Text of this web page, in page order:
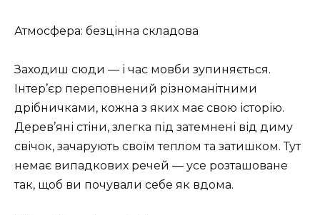
Атмосфера: безцінна складова
Заходиш сюди — і час мовби зупиняється.
Інтер’єр переповнений різноманітними
дрібничками, кожна з яких має свою історію.
Дерев’яні стіни, злегка під затемнені від диму
свічок, зачарують своїм теплом та затишком. Тут
немає випадкових речей — усе розташоване
так, щоб ви почували себе як вдома.